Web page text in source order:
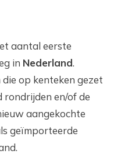
aantal eerste
in Nederland.
op kenteken gezet
rondrijden en/of de
aangekochte
geïmporteerde